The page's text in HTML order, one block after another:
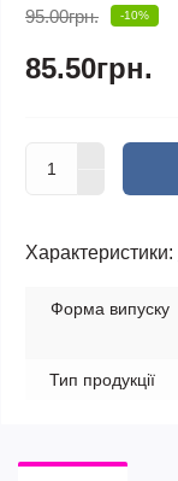
95.00грн. -10%
85.50грн.
Характеристики:
Форма випуску
Тип продукції